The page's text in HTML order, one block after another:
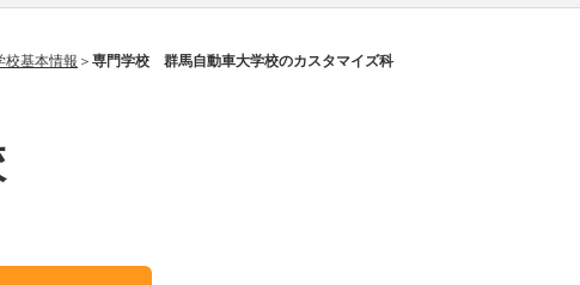
基本情報 専門学校 群馬自動車大学校のカスタマイズ科